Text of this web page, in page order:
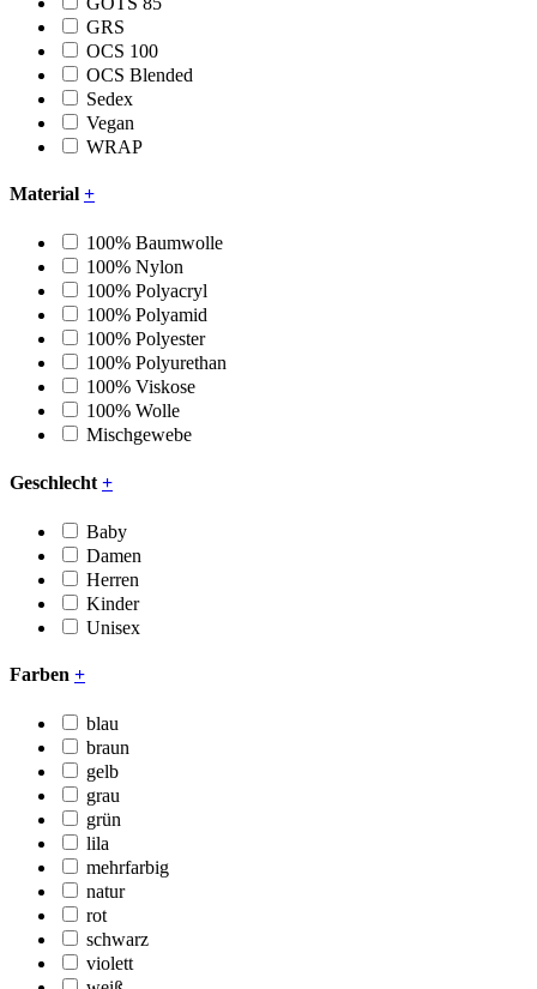
GRS
OCS 100
OCS Blended
Sedex
Vegan
WRAP
Material +
100% Baumwolle
100% Nylon
100% Polyacryl
100% Polyamid
100% Polyester
100% Polyurethan
100% Viskose
100% Wolle
Mischgewebe
Geschlecht +
Baby
Damen
Herren
Kinder
Unisex
Farben +
blau
braun
gelb
grau
grün
lila
mehrfarbig
natur
rot
schwarz
violett